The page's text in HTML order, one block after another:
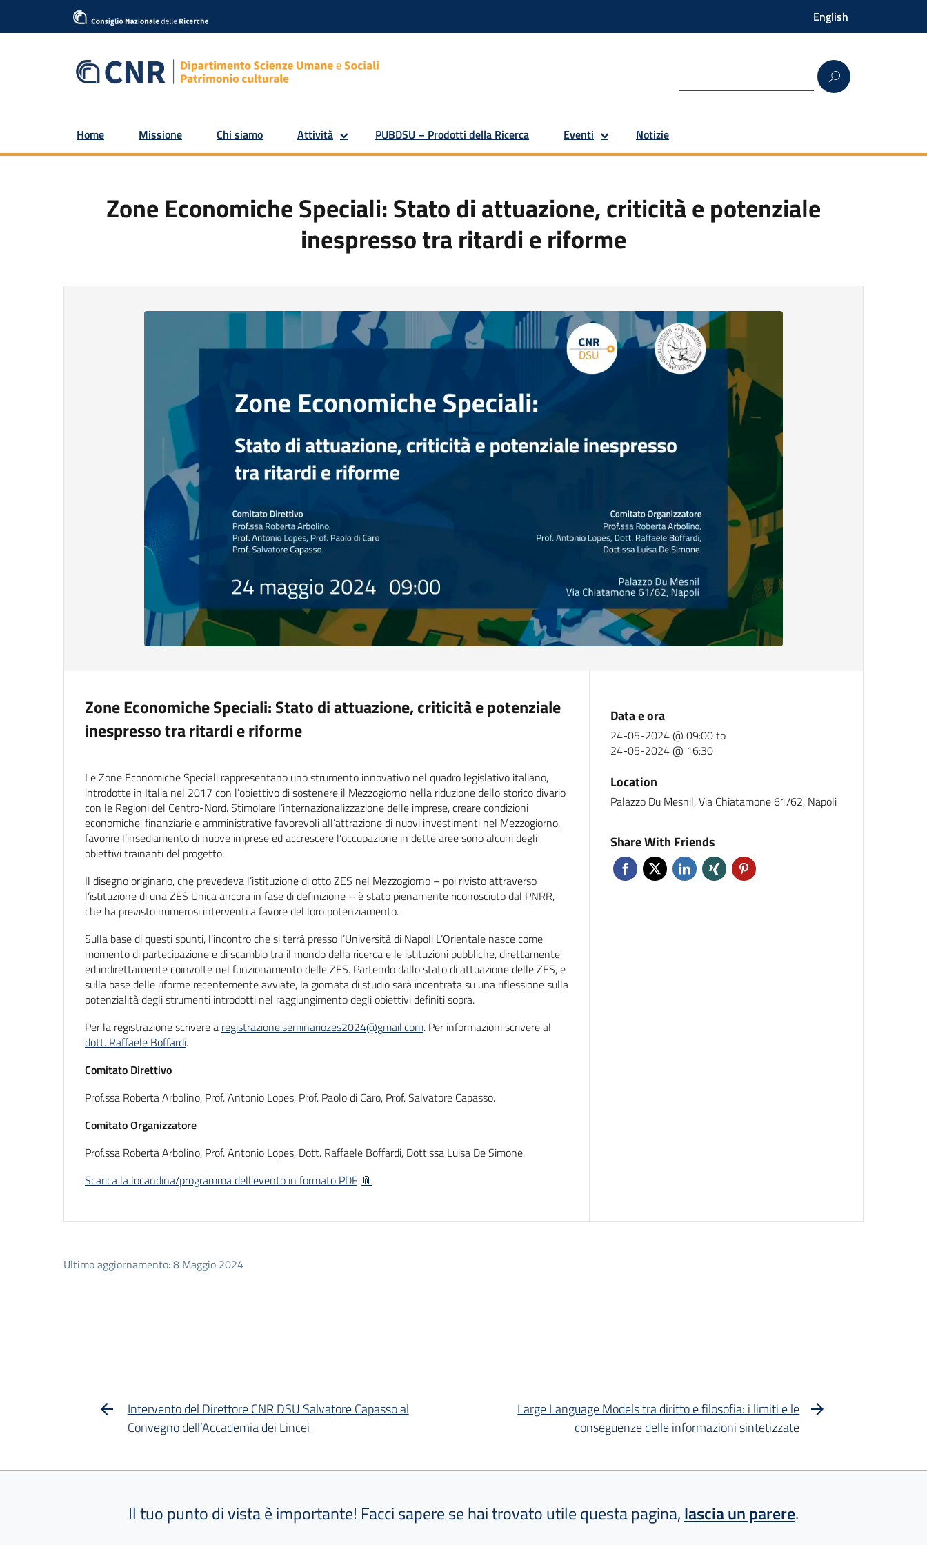
English
Home Missione Chi siamo Attività PUBDSU – Prodotti della Ricerca Eventi Notizie
Zone Economiche Speciali: Stato di attuazione, criticità e potenziale
inespresso tra ritardi e riforme
Zone Economiche Speciali: Stato di attuazione, criticità e potenziale
inespresso tra ritardi e riforme
Le Zone Economiche Speciali rappresentano uno strumento innovativo nel quadro legislativo italiano,
introdotte in Italia nel 2017 con l’obiettivo di sostenere il Mezzogiorno nella riduzione dello storico divario
con le Regioni del Centro-Nord. Stimolare l’internazionalizzazione delle imprese, creare condizioni
economiche, finanziarie e amministrative favorevoli all’attrazione di nuovi investimenti nel Mezzogiorno,
favorire l’insediamento di nuove imprese ed accrescere l’occupazione in dette aree sono alcuni degli
obiettivi trainanti del progetto.
Il disegno originario, che prevedeva l’istituzione di otto ZES nel Mezzogiorno – poi rivisto attraverso
l’istituzione di una ZES Unica ancora in fase di definizione – è stato pienamente riconosciuto dal PNRR,
che ha previsto numerosi interventi a favore del loro potenziamento.
Sulla base di questi spunti, l’incontro che si terrà presso l’Università di Napoli L’Orientale nasce come
momento di partecipazione e di scambio tra il mondo della ricerca e le istituzioni pubbliche, direttamente
ed indirettamente coinvolte nel funzionamento delle ZES. Partendo dallo stato di attuazione delle ZES, e
sulla base delle riforme recentemente avviate, la giornata di studio sarà incentrata su una riflessione sulla
potenzialità degli strumenti introdotti nel raggiungimento degli obiettivi definiti sopra.
Per la registrazione scrivere a registrazione.seminariozes2024@gmail.com. Per informazioni scrivere al
dott. Raffaele Boffardi.
Comitato Direttivo
Prof.ssa Roberta Arbolino, Prof. Antonio Lopes, Prof. Paolo di Caro, Prof. Salvatore Capasso.
Comitato Organizzatore
Prof.ssa Roberta Arbolino, Prof. Antonio Lopes, Dott. Raffaele Boffardi, Dott.ssa Luisa De Simone.
Scarica la locandina/programma dell’evento in formato PDF
Data e ora
24-05-2024 @ 09:00to
24-05-2024 @ 16:30
Location
Palazzo Du Mesnil, Via Chiatamone 61/62, Napoli
Share With Friends
Ultimo aggiornamento: 8 Maggio 2024
Intervento del Direttore CNR DSU Salvatore Capasso al
Convegno dell’Accademia dei Lincei
Large Language Models tra diritto e filosofia: i limiti e le
conseguenze delle informazioni sintetizzate
Il tuo punto di vista è importante! Facci sapere se hai trovato utile questa pagina,lascia un parere.